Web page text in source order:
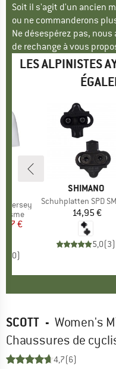
Soit il s'agit d'un ancien
ou ne commanderons
Ne désespérez pas,
de rechange à vous
LES ALPINISTES
Jersey
réduit
€
0)
MARQUE
SHIMANO
Article
Schuhplatten SPD SM-SH
Prix
14,95 €
5,0(3)
SCOTT - Women's
Chaussures de
4,7(6)